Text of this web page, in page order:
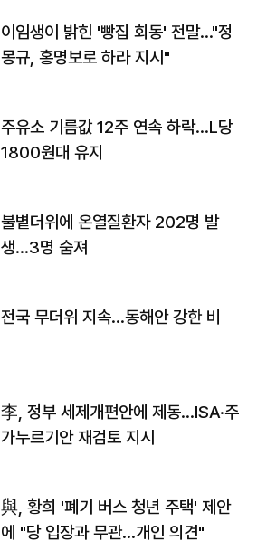
이임생이 밝힌 '빵집 회동' 전말…"정
몽규, 홍명보로 하라 지시"
주유소 기름값 12주 연속 하락…L당
1800원대 유지
불볕더위에 온열질환자 202명 발
생…3명 숨져
전국 무더위 지속…동해안 강한 비
李, 정부 세제개편안에 제동…ISA·주
가누르기안 재검토 지시
與, 황희 '폐기 버스 청년 주택' 제안
에 "당 입장과 무관…개인 의견"